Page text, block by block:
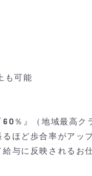
も可能
％』（地域最高ク
ほど歩合率がアッ
与に反映されるお